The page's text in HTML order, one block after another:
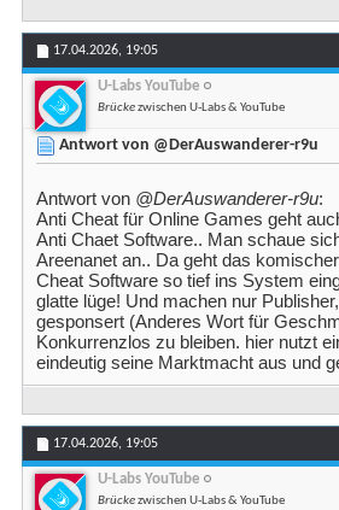
17.04.2026, 19:05
U-Labs YouTube
Brückezwischen U-Labs & YouTube
Antwort von @DerAuswanderer-r9u
Antwort von @DerAuswanderer-r9u:
Anti Cheat für Online Games geht
Anti Chaet Software.. Man schaue
Areenanet an.. Da geht das
Cheat Software so tief ins System
glatte lüge! Und machen nur
gesponsert (Anderes Wort für
Konkurrenzlos zu bleiben. hier nutzt
eindeutig seine Marktmacht aus und
17.04.2026, 19:05
U-Labs YouTube
Brückezwischen U-Labs & YouTube